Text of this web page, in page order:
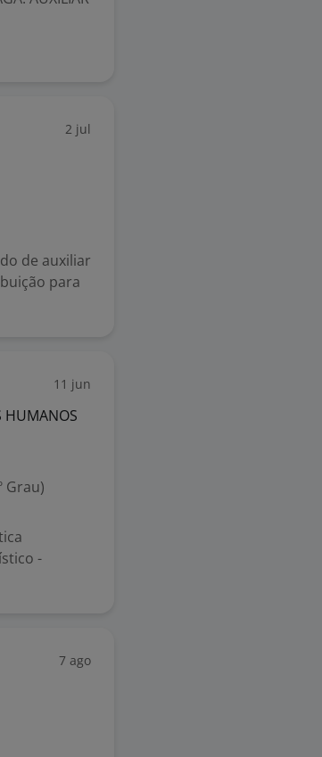
2 jul
de auxiliar
para
11 jun
HUMANOS
Grau)
-
7 ago